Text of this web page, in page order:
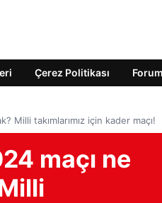
Çerez Politikası Forum
Milli takımlarımız için kader maçı!
maçı ne